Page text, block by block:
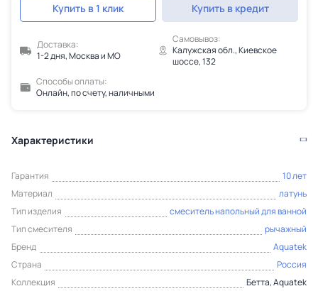
Купить в 1 клик Купить в кредит
Доставка:
1-2 дня, Москва и МО
Самовывоз:
Калужская обл., Киевское
шоссе, 132
Способы оплаты:
Онлайн, по счету, наличными
Характеристики
Гарантия
10 лет
Материал
латунь
Тип изделия
смеситель напольный для ванной
Тип смесителя
рычажный
Бренд
Aquatek
Страна
Россия
Коллекция
Бетта, Aquatek